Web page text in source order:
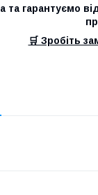
та гарантуємо
🛒 Зробіть